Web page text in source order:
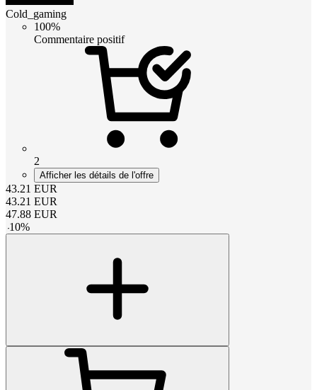
Cold_gaming
100%
Commentaire positif
2
Afficher les détails de l'offre
43.21 EUR
43.21 EUR
47.88 EUR
-10%